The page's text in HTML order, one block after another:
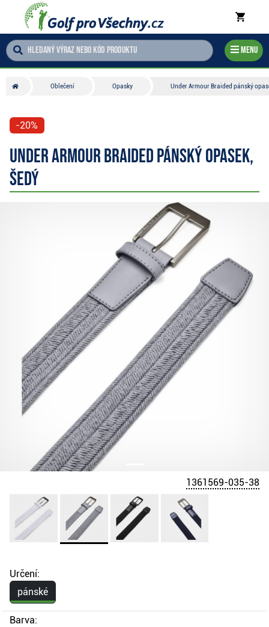
Menu
Oblečení Opasky Under Armour Braided pánský
-20%
Under Armour Braided pánský opasek,
šedý
1361569-035-38
Určení:
pánské
Barva: